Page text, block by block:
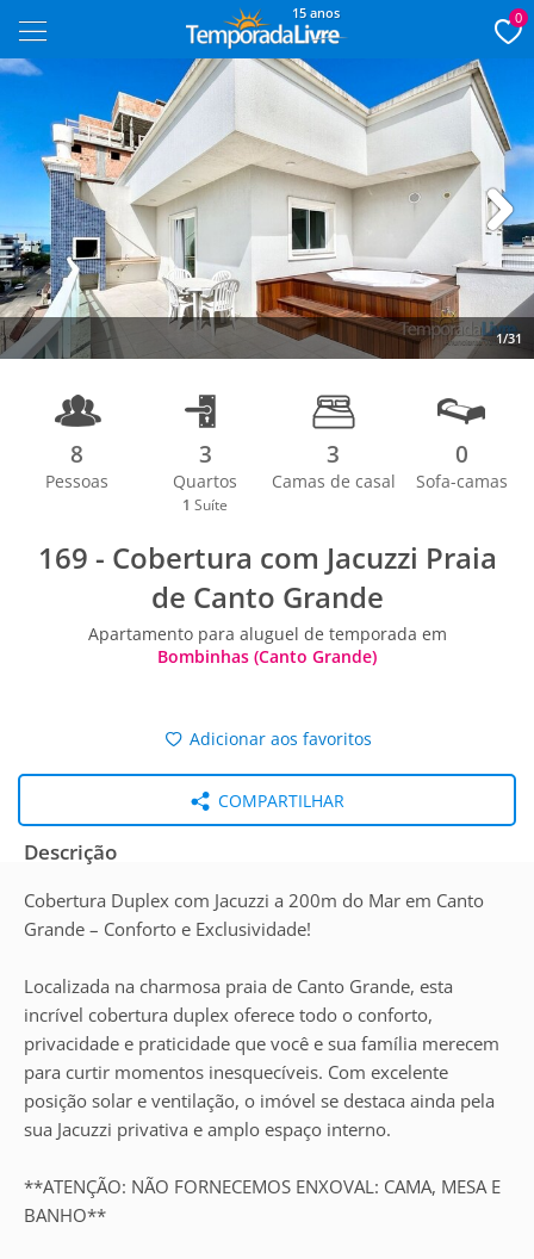
15 anos 0
1/31
Next
8
Pessoas
3
Quartos
1 Suíte
3
Camas de casal
0
Sofa-camas
169 - Cobertura com Jacuzzi Praia
de Canto Grande
Apartamento para aluguel de temporada em
Bombinhas (Canto Grande)
Adicionar aos favoritos
COMPARTILHAR
Descrição
Cobertura Duplex com Jacuzzi a 200m do Mar em Canto
Grande – Conforto e Exclusividade!
Localizada na charmosa praia de Canto Grande, esta
incrível cobertura duplex oferece todo o conforto,
privacidade e praticidade que você e sua família merecem
para curtir momentos inesquecíveis. Com excelente
posição solar e ventilação, o imóvel se destaca ainda pela
sua Jacuzzi privativa e amplo espaço interno.
**ATENÇÃO: NÃO FORNECEMOS ENXOVAL: CAMA, MESA E
BANHO**